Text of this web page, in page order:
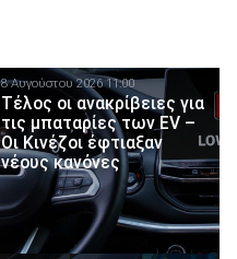
8 Αυγούστου 2026 11:00
Τέλος οι ανακρίβειες για
τις μπαταρίες των EV –
Οι Κινέζοι έφτιαξαν
νέους κανόνες